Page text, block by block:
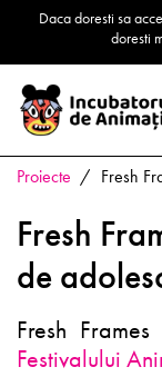
Daca doresti sa
doresti
Proiecte Fresh
Fresh
de
Fresh
Festivalului